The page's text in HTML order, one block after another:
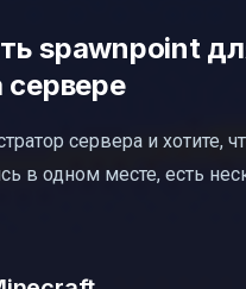
spawnpoint
сервере
сервера и хотите,
в одном месте, есть